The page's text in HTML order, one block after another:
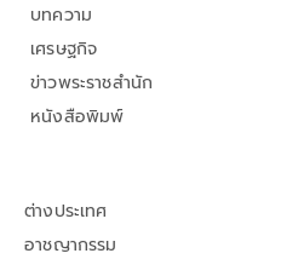
บทความ
เศรษฐกิจ
ข่าวพระราชสำนัก
หนังสือพิมพ์
ต่างประเทศ
อาชญากรรม